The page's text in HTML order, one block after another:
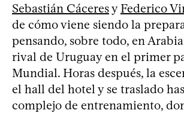
Sebastián CáceresyFederico
de cómo viene siendo la
pensando, sobre todo, en
rival de Uruguay en el primer
Mundial. Horas después, la
el hall del hotel y se traslado
complejo de entrenamiento,